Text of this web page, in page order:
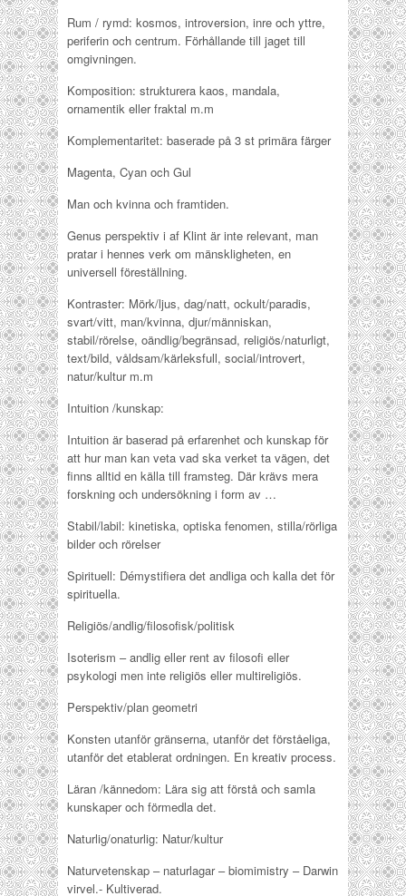
Rum / rymd: kosmos, introversion, inre och yttre,
periferin och centrum. Förhållande till jaget till
omgivningen.
Komposition: strukturera kaos, mandala,
ornamentik eller fraktal m.m
Komplementaritet: baserade på 3 st primära färger
Magenta, Cyan och Gul
Man och kvinna och framtiden.
Genus perspektiv i af Klint är inte relevant, man
pratar i hennes verk om mänskligheten, en
universell föreställning.
Kontraster: Mörk/ljus, dag/natt, ockult/paradis,
svart/vitt, man/kvinna, djur/människan,
stabil/rörelse, oändlig/begränsad, religiös/naturligt,
text/bild, våldsam/kärleksfull, social/introvert,
natur/kultur m.m
Intuition /kunskap:
Intuition är baserad på erfarenhet och kunskap för
att hur man kan veta vad ska verket ta vägen, det
finns alltid en källa till framsteg. Där krävs mera
forskning och undersökning i form av …
Stabil/labil: kinetiska, optiska fenomen, stilla/rörliga
bilder och rörelser
Spirituell: Démystifiera det andliga och kalla det för
spirituella.
Religiös/andlig/filosofisk/politisk
Isoterism – andlig eller rent av filosofi eller
psykologi men inte religiös eller multireligiös.
Perspektiv/plan geometri
Konsten utanför gränserna, utanför det förståeliga,
utanför det etablerat ordningen. En kreativ process.
Läran /kännedom: Lära sig att förstå och samla
kunskaper och förmedla det.
Naturlig/onaturlig: Natur/kultur
Naturvetenskap – naturlagar – biomimistry – Darwin
virvel.- Kultiverad.